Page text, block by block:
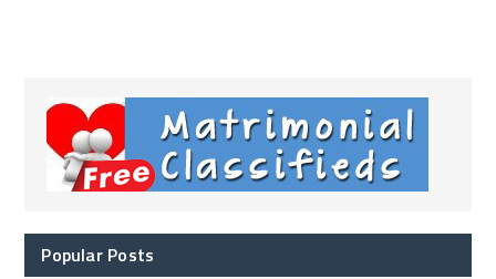
Popular Posts